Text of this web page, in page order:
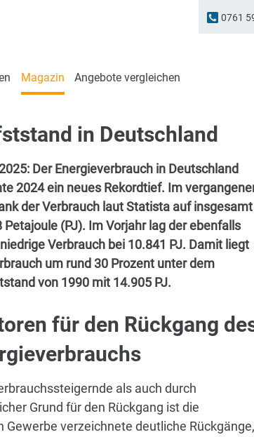
0761
Magazin Angebote vergleichen
in Deutschland
Der Energieverbrauch in Deutschland
2024 ein neues Rekordtief. Im
der Verbrauch laut Statista auf insgesamt
Petajoule (PJ). Im Vorjahr lag der ebenfalls
Verbrauch bei 10.841 PJ. Damit liegt
um rund 30 Prozent unter dem
von 1990 mit 14.905 PJ.
für den Rückgang
als auch durch
Grund für den Rückgang ist die
verzeichnete deutliche Rückgänge,